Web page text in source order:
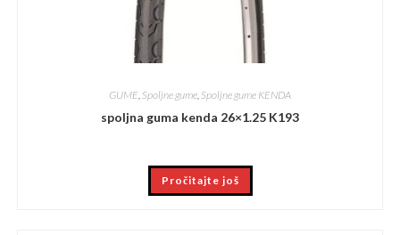
GUME Spoljne gume Spoljne gume KENDA
spoljna guma kenda 26×1.25 K193
Pročitajte još